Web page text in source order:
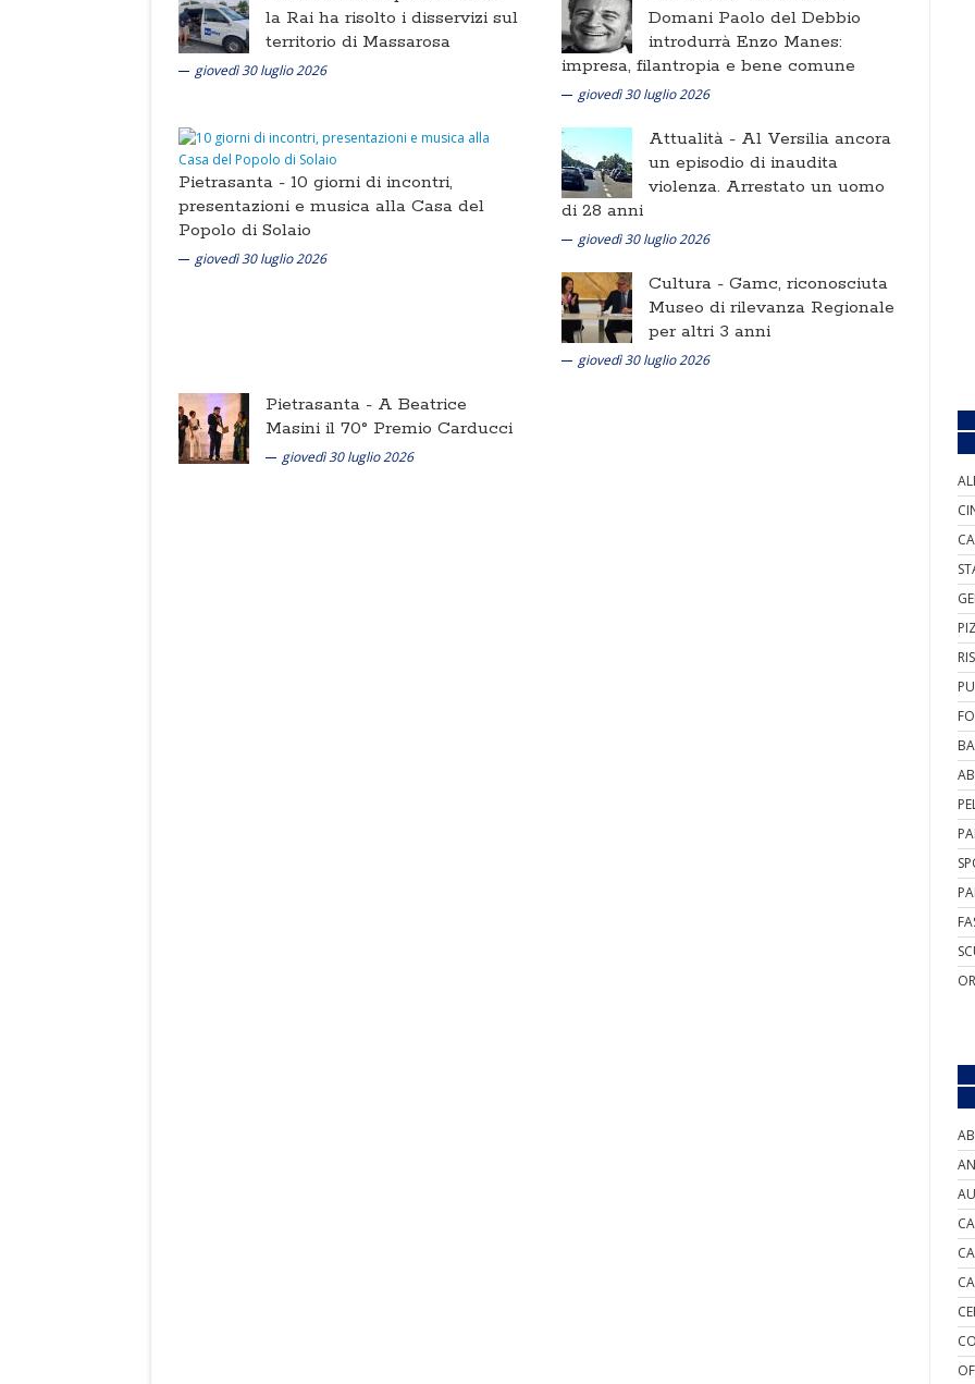
la Rai ha risolto i disservizi sul
territorio di Massarosa
giovedì 30 luglio 2026
Domani Paolo del Debbio
introdurrà Enzo Manes:
impresa, filantropia e bene comune
giovedì 30 luglio 2026
Pietrasanta - 10 giorni di incontri,
presentazioni e musica alla Casa del
Popolo di Solaio
giovedì 30 luglio 2026
Attualità - Al Versilia ancora
un episodio di inaudita
violenza. Arrestato un uomo
di 28 anni
giovedì 30 luglio 2026
Cultura - Gamc, riconosciuta
Museo di rilevanza Regionale
per altri 3 anni
giovedì 30 luglio 2026
Pietrasanta - A Beatrice
Masini il 70° Premio Carducci
giovedì 30 luglio 2026